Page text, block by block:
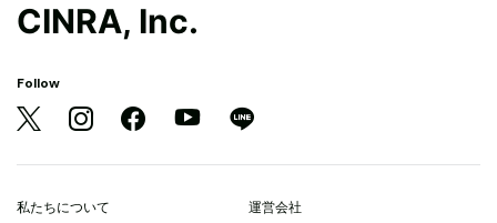
CINRA, Inc.
Follow
私たちについて 運営会社